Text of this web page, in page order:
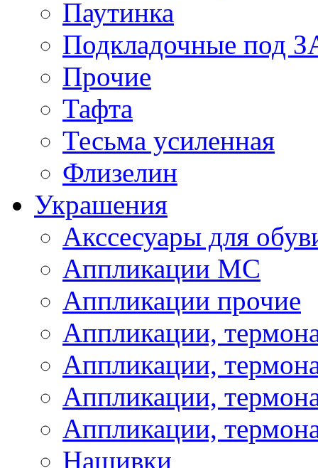
Паутинка
Подкладочные под
Прочие
Тафта
Тесьма усиленная
Флизелин
Украшения
Акссесуары для
Аппликации МС
Аппликации прочие
Аппликации,
Аппликации,
Аппликации,
Аппликации,
Нашивки